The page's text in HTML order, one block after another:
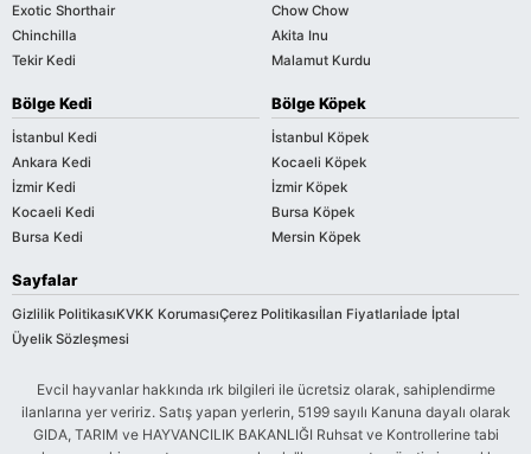
Exotic Shorthair
Chinchilla
Tekir Kedi
Chow Chow
Akita Inu
Malamut Kurdu
Bölge Kedi
İstanbul Kedi
Ankara Kedi
İzmir Kedi
Kocaeli Kedi
Bursa Kedi
Bölge Köpek
İstanbul Köpek
Kocaeli Köpek
İzmir Köpek
Bursa Köpek
Mersin Köpek
Sayfalar
Gizlilik PolitikasıKVKK KorumasıÇerez Politikasıİlan Fiyatlarıİade İptal
Üyelik Sözleşmesi
Evcil hayvanlar hakkında ırk bilgileri ile ücretsiz olarak, sahiplendirme
ilanlarına yer veririz. Satış yapan yerlerin, 5199 sayılı Kanuna dayalı olarak
GIDA, TARIM ve HAYVANCILIK BAKANLIĞI Ruhsat ve Kontrollerine tabi